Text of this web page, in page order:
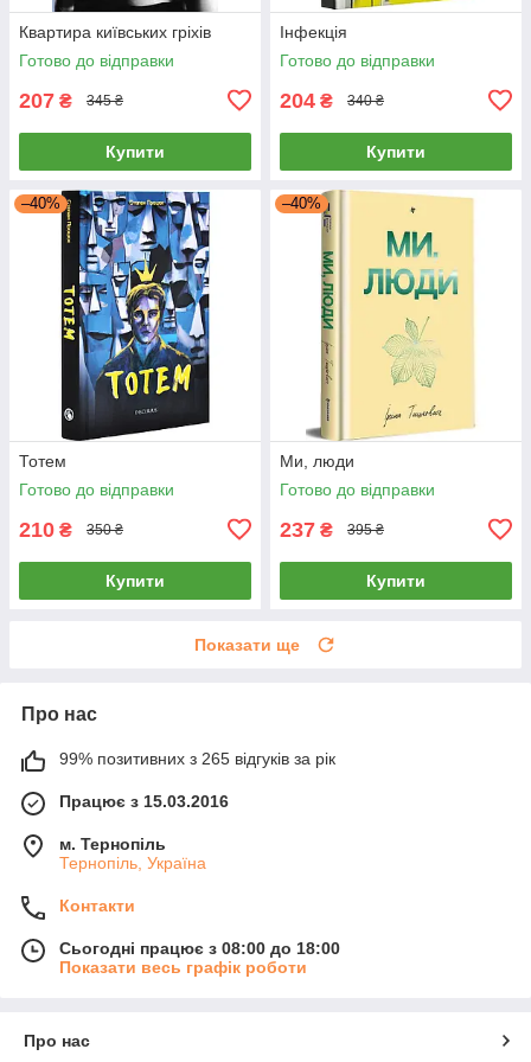
Квартира київських гріхів
Готово до відправки
207 ₴ 345 ₴
Купити
Інфекція
Готово до відправки
204 ₴ 340 ₴
Купити
–40%
Тотем
Готово до відправки
210 ₴ 350 ₴
Купити
–40%
Ми, люди
Готово до відправки
237 ₴ 395 ₴
Купити
Показати ще
Про нас
99% позитивних з 265 відгуків за рік
Працює з 15.03.2016
м. Тернопіль
Тернопіль, Україна
Контакти
Сьогодні працює з 08:00 до 18:00
Показати весь графік роботи
Про нас